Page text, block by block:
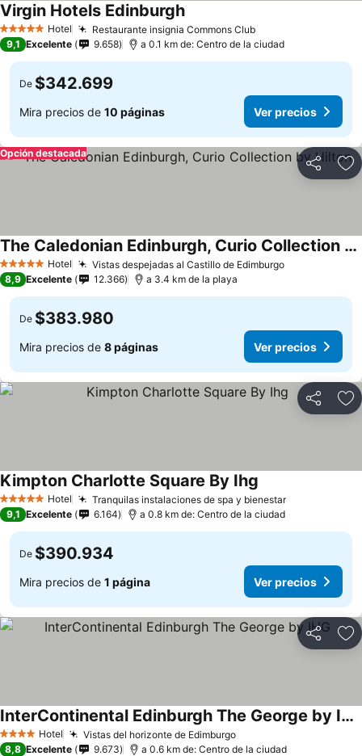
5 Estrellas Hotel Restaurante insignia Commons Club
Virgin Hotels Edinburgh
9,1 Excelente 9.658 a 0.1 km de: Centro de la ciudad
De $342.699
Mira precios de 10 páginas Ver precios
Compartir
Opción destacada
5 Estrellas Hotel Vistas despejadas al Castillo de Edimburgo
The Caledonian Edinburgh, Curio Collection by Hilton
8,9 Excelente 12.366 a 3.4 km de la playa
De $383.980
Mira precios de 8 páginas Ver precios
Compartir
5 Estrellas Hotel Tranquilas instalaciones de spa y bienestar
Kimpton Charlotte Square By Ihg
9,1 Excelente 6.164 a 0.8 km de: Centro de la ciudad
De $390.934
Mira precios de 1 página Ver precios
Compartir
4 EstrellasHotel Vistas del horizonte de Edimburgo
InterContinental Edinburgh The George by IHG
8,8 Excelente 9.673 a 0.6 km de: Centro de la ciudad